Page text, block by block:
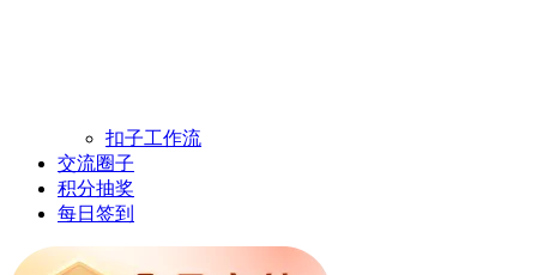
扣子工作流
交流圈子
积分抽奖
每日签到